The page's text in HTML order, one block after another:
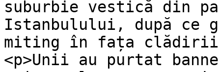
suburbie vestică din
Istanbulului, după ce
miting în fața
<p>Unii au purtat